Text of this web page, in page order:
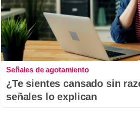
Señales de agotamiento
¿Te sientes cansado sin
señales lo explican